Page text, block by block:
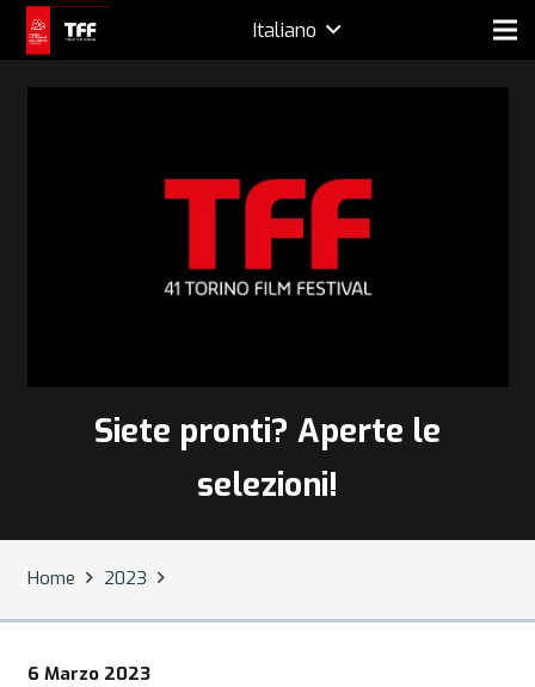
Italiano
Siete pronti? Aperte le
selezioni!
Home 2023
6 Marzo 2023